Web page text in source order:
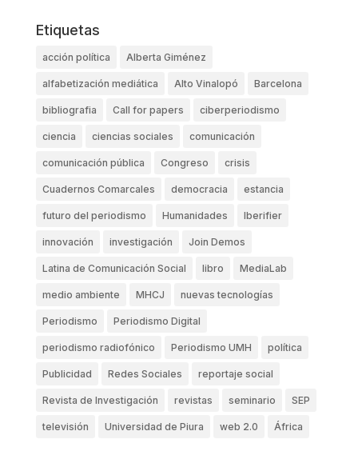
Etiquetas
acción política Alberta Giménez
alfabetización mediática Alto Vinalopó Barcelona
bibliografia Call for papers ciberperiodismo
ciencia ciencias sociales comunicación
comunicación pública Congreso crisis
Cuadernos Comarcales democracia estancia
futuro del periodismo Humanidades Iberifier
innovación investigación Join Demos
Latina de Comunicación Social libro MediaLab
medio ambiente MHCJ nuevas tecnologías
Periodismo Periodismo Digital
periodismo radiofónico Periodismo UMH política
Publicidad Redes Sociales reportaje social
Revista de Investigación revistas seminario SEP
televisión Universidad de Piura web 2.0 África